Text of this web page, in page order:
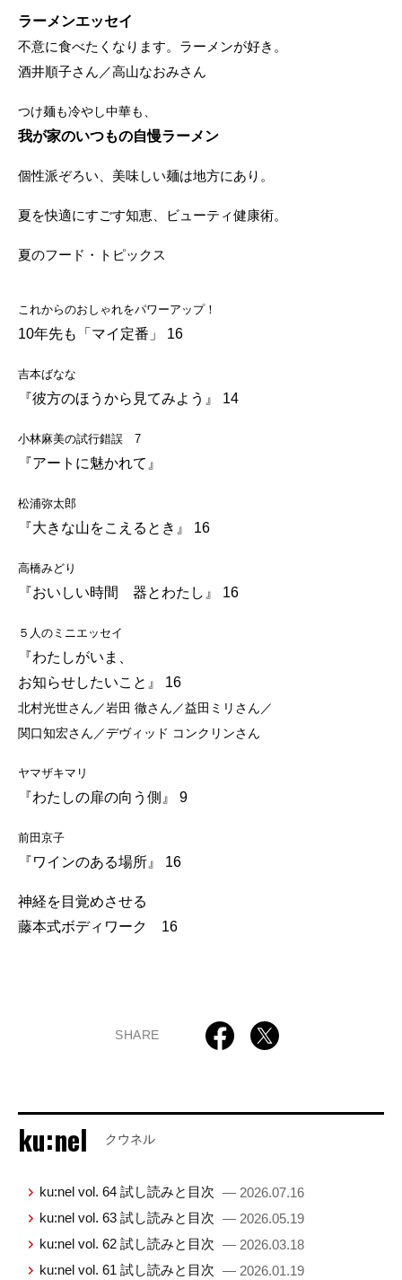
ラーメンエッセイ
不意に食べたくなります。ラーメンが好き。
酒井順子さん／高山なおみさん
つけ麺も冷やし中華も、
我が家のいつもの自慢ラーメン
個性派ぞろい、美味しい麺は地方にあり。
夏を快適にすごす知恵、ビューティ健康術。
夏のフード・トピックス
これからのおしゃれをパワーアップ！
10年先も「マイ定番」 16
吉本ばなな
『彼方のほうから見てみよう』 14
小林麻美の試行錯誤 7
『アートに魅かれて』
松浦弥太郎
『大きな山をこえるとき』 16
高橋みどり
『おいしい時間 器とわたし』 16
５人のミニエッセイ
『わたしがいま、
お知らせしたいこと』 16
北村光世さん／岩田 徹さん／益田ミリさん／
関口知宏さん／デヴィッド コンクリンさん
ヤマザキマリ
『わたしの扉の向う側』 9
前田京子
『ワインのある場所』 16
神経を目覚めさせる
藤本式ボディワーク 16
SHARE
ku:nel クウネル
ku:nel vol. 64 試し読みと目次 — 2026.07.16
ku:nel vol. 63 試し読みと目次 — 2026.05.19
ku:nel vol. 62 試し読みと目次 — 2026.03.18
ku:nel vol. 61 試し読みと目次 — 2026.01.19